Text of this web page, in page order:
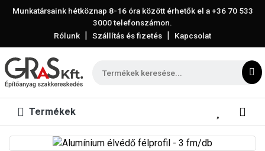
Munkatársaink hétköznap 8-16 óra között érhetők el a+36 70 533
3000telefonszámon.
Rólunk | Szállítás és fizetés | Kapcsolat
Termékek